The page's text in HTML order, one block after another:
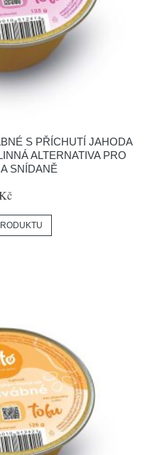
S PŘÍCHUTÍ JAHODA
ALTERNATIVA PRO
SNÍDANĚ